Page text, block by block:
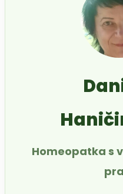
Homeopatka s